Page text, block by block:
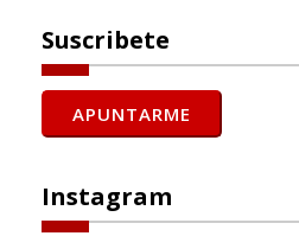
Suscribete
Instagram